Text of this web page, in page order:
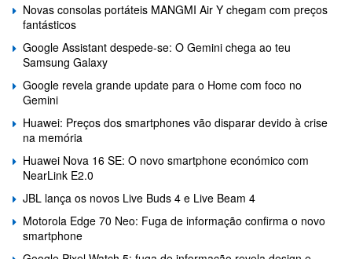
Novas consolas portáteis MANGMI Air Y chegam com preços
fantásticos
Google Assistant despede-se: O Gemini chega ao teu
Samsung Galaxy
Google revela grande update para o Home com foco no
Gemini
Huawei: Preços dos smartphones vão disparar devido à crise
na memória
Huawei Nova 16 SE: O novo smartphone económico com
NearLink E2.0
JBL lança os novos Live Buds 4 e Live Beam 4
Motorola Edge 70 Neo: Fuga de informação confirma o novo
smartphone